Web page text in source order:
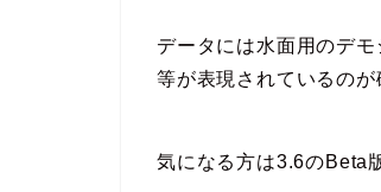
データには水面用のデ
等が表現されているのが
気になる方は3.6のBeta